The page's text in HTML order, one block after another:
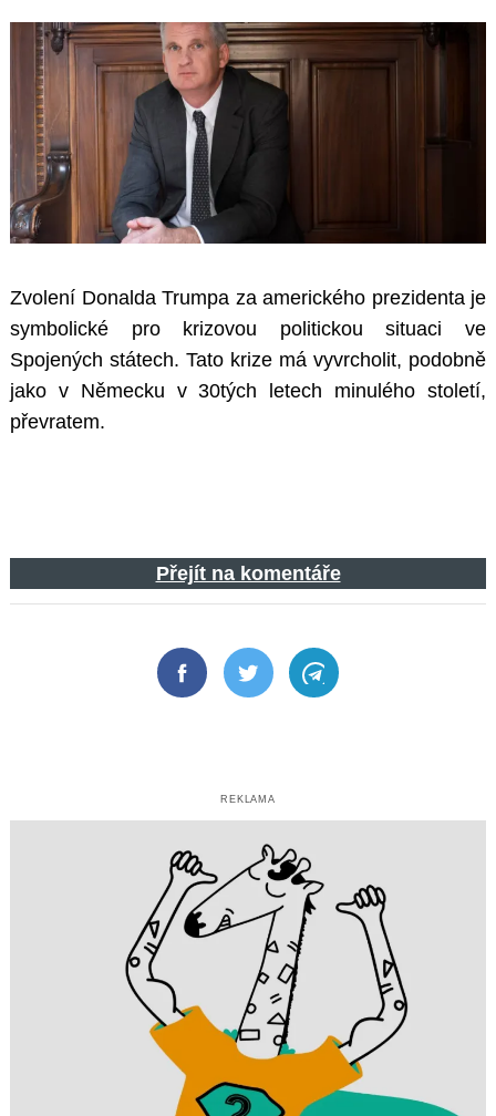
Zvolení Donalda Trumpa za amerického prezidenta je
symbolické pro krizovou politickou situaci ve
Spojených státech. Tato krize má vyvrcholit, podobně
jako v Německu v 30tých letech minulého století,
převratem.
Přejít na komentáře
FacebookTwitter Telegram
REKLAMA